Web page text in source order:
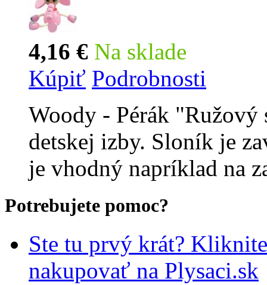
4,16 € Na sklade
Kúpiť Podrobnosti
Woody - Pérák "Ružový
detskej izby. Sloník je
je vhodný napríklad na
Potrebujete pomoc?
Ste tu prvý krát?
nakupovať na Plysaci.sk